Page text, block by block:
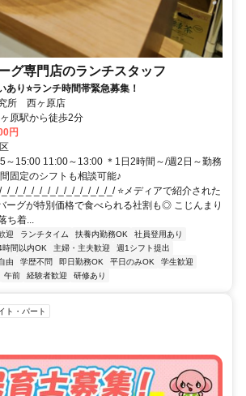
グ専門店のランチスタッフ
あり⭐ランチ時間帯緊急募集！
所 西ヶ原店
原駅から徒歩2分
円
～15:00 11:00～13:00 ＊1日2時間～/週2日～勤務
固定のシフトも相談可能♪
_/_/_/_/_/_/_/_/_/_/_/_/_/ ⭐メディアで紹介された
ーグが特別価格で食べられる社割も◎ こじんまり
ち着...
迎 ランチタイム 扶養内勤務OK
社員登用あり
時間以内OK 主婦・主夫歓迎
週1シフト提出
由 学歴不問 即日勤務OK 平日のみOK
学生歓迎
午前 経験者歓迎 研修あり
ト・パート